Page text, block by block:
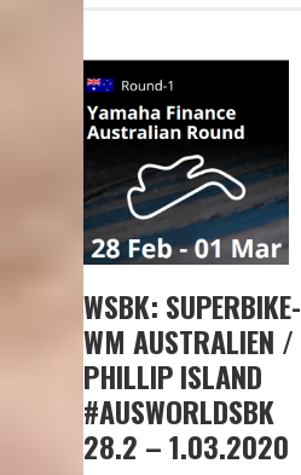
WSBK: SUPERBIKE-
WM AUSTRALIEN /
PHILLIP ISLAND
#AUSWORLDSBK
28.2 – 1.03.2020